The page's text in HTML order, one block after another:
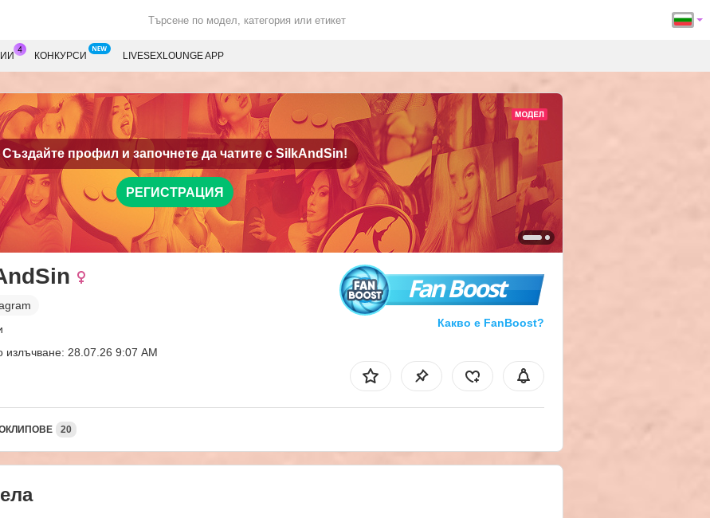
КОНКУРСИ LIVESEXLOUNGE APP
Създайте профил и започнете да чатите с SilkAndSin!
РЕГИСТРАЦИЯ
излъчване: 28.07.26 9:07 AM
Fan Boost
Какво е FanBoost?
20